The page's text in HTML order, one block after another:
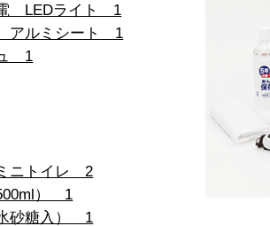
電 LEDライト 1
アルミシート 1
ュ 1
ニトイレ 2
） 1
砂糖入） 1